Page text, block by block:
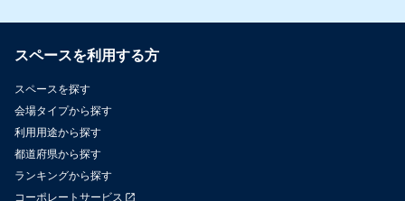
スペースを利用する方
スペースを探す
会場タイプから探す
利用用途から探す
都道府県から探す
ランキングから探す
コーポレートサービス